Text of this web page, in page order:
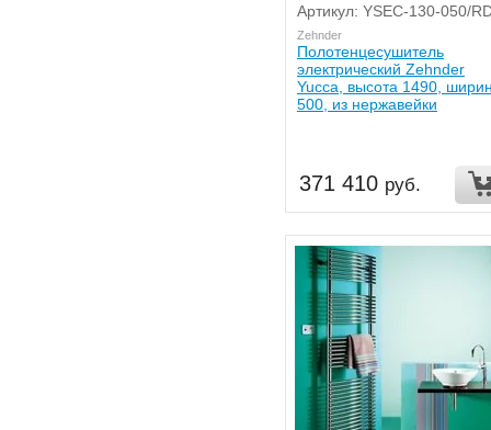
Артикул: YSEC-130-050/
Zehnder
Полотенцесушитель
электрический Zehnder
Yucca, высота 1490,
500, из нержавейки
371 410 руб.